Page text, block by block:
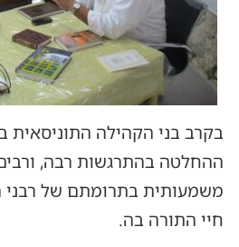
בקרב בני הקהילה התוניסאית
ההחלטה בהתרגשות רבה,
משמעותית בתרומתם של רבני
חיי התורה בה.